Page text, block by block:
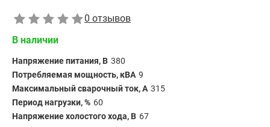
0 отзывов
В наличии
Напряжение питания, В 380
Потребляемая мощность, кВА 9
Максимальный сварочный ток, А 315
Период нагрузки, % 60
Напряжение холостого хода, В 67